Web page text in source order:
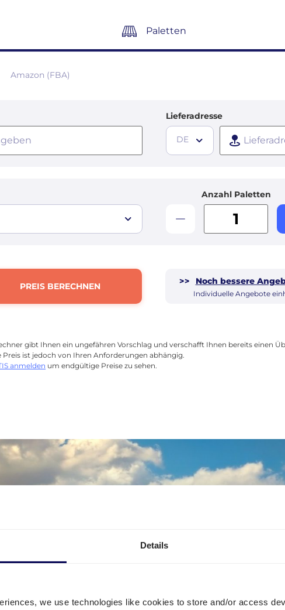
Details
we use technologies like cookies to store and/or access
Paletten
Amazon (FBA)
Lieferadresse
DE
Anzahl Paletten
PREIS BERECHNEN >> Noch bessere
Individuelle Angebote
gibt Ihnen ein ungefähren Vorschlag und verschafft Ihnen bereits einen
Preis ist jedoch von Ihren Anforderungen abhängig.
anmelden um endgültige Preise zu sehen.